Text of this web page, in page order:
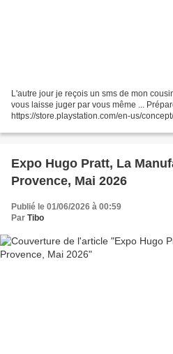
L'autre jour je reçois un sms de mon
vous laisse juger par vous même ...
https://store.playstation.com/en-us/
Expo Hugo Pratt, La
Provence, Mai 2026
Publié le 01/06/2026 à 00:59
Par Tibo